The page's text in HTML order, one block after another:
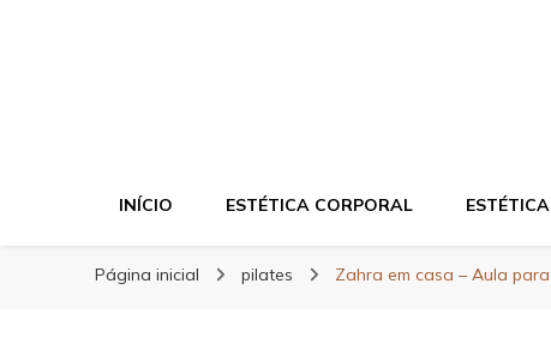
Blog da Zahra –
INÍCIO ESTÉTICA CORPORAL
Página inicial pilates Zahra em casa – Aula